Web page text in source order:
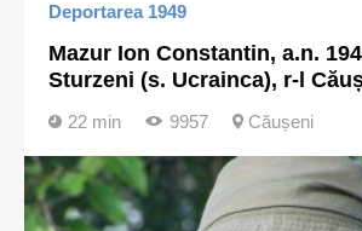
Deportarea 1949
Mazur Ion Constantin, a.n.
Sturzeni (s. Ucrainca), r-l
22 min 9957 Căușeni